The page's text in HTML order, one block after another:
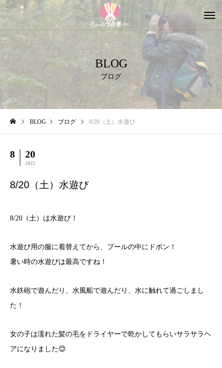
BLOG
ブログ
BLOG ブログ 8/20（土）水遊び
8 20
2022
8/20（土）水遊び
8/20（土）は水遊び！
水遊び用の服に着替えてから、プールの中にドボン！
暑い時の水遊びは最高ですね！
水鉄砲で遊んだり、水風船で遊んだり、水に触れて過ごしまし
た！
女の子は濡れた髪の毛をドライヤーで乾かしてもらいサラサラヘ
アになりました😊